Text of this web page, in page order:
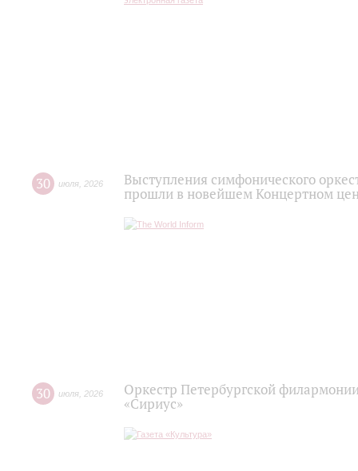
30 июля 2026
Выступления симфонического
прошли в новейшем Концертном
30 июля 2026
Оркестр Петербургской
«Сириус»